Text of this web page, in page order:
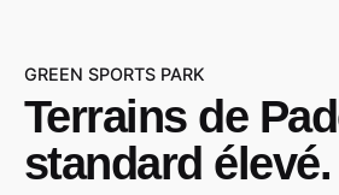
GREEN SPORTS PARK
Terrains de
standard élevé.